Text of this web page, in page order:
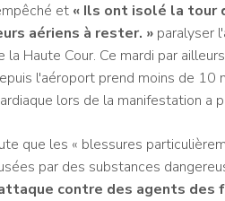
et « Ils ont isolé la tour
aériens à rester. » paralyser
la Haute Cour. Ce mardi par
l'aéroport prend moins de 10
lors de la manifestation a
que les « blessures
par des substances
contre des agents des